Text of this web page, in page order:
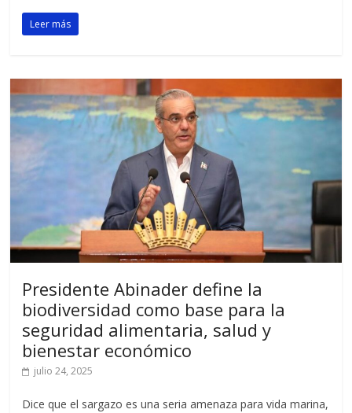
Leer más
Presidente Abinader define la
biodiversidad como base para la
seguridad alimentaria, salud y
bienestar económico
julio 24, 2025
Dice que el sargazo es una seria amenaza para vida marina,